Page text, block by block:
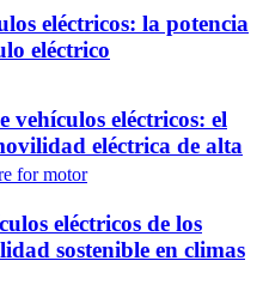
eléctricos: la potencia
eléctrico
vehículos eléctricos: el
eléctrica de alta
eléctricos de los
sostenible en climas